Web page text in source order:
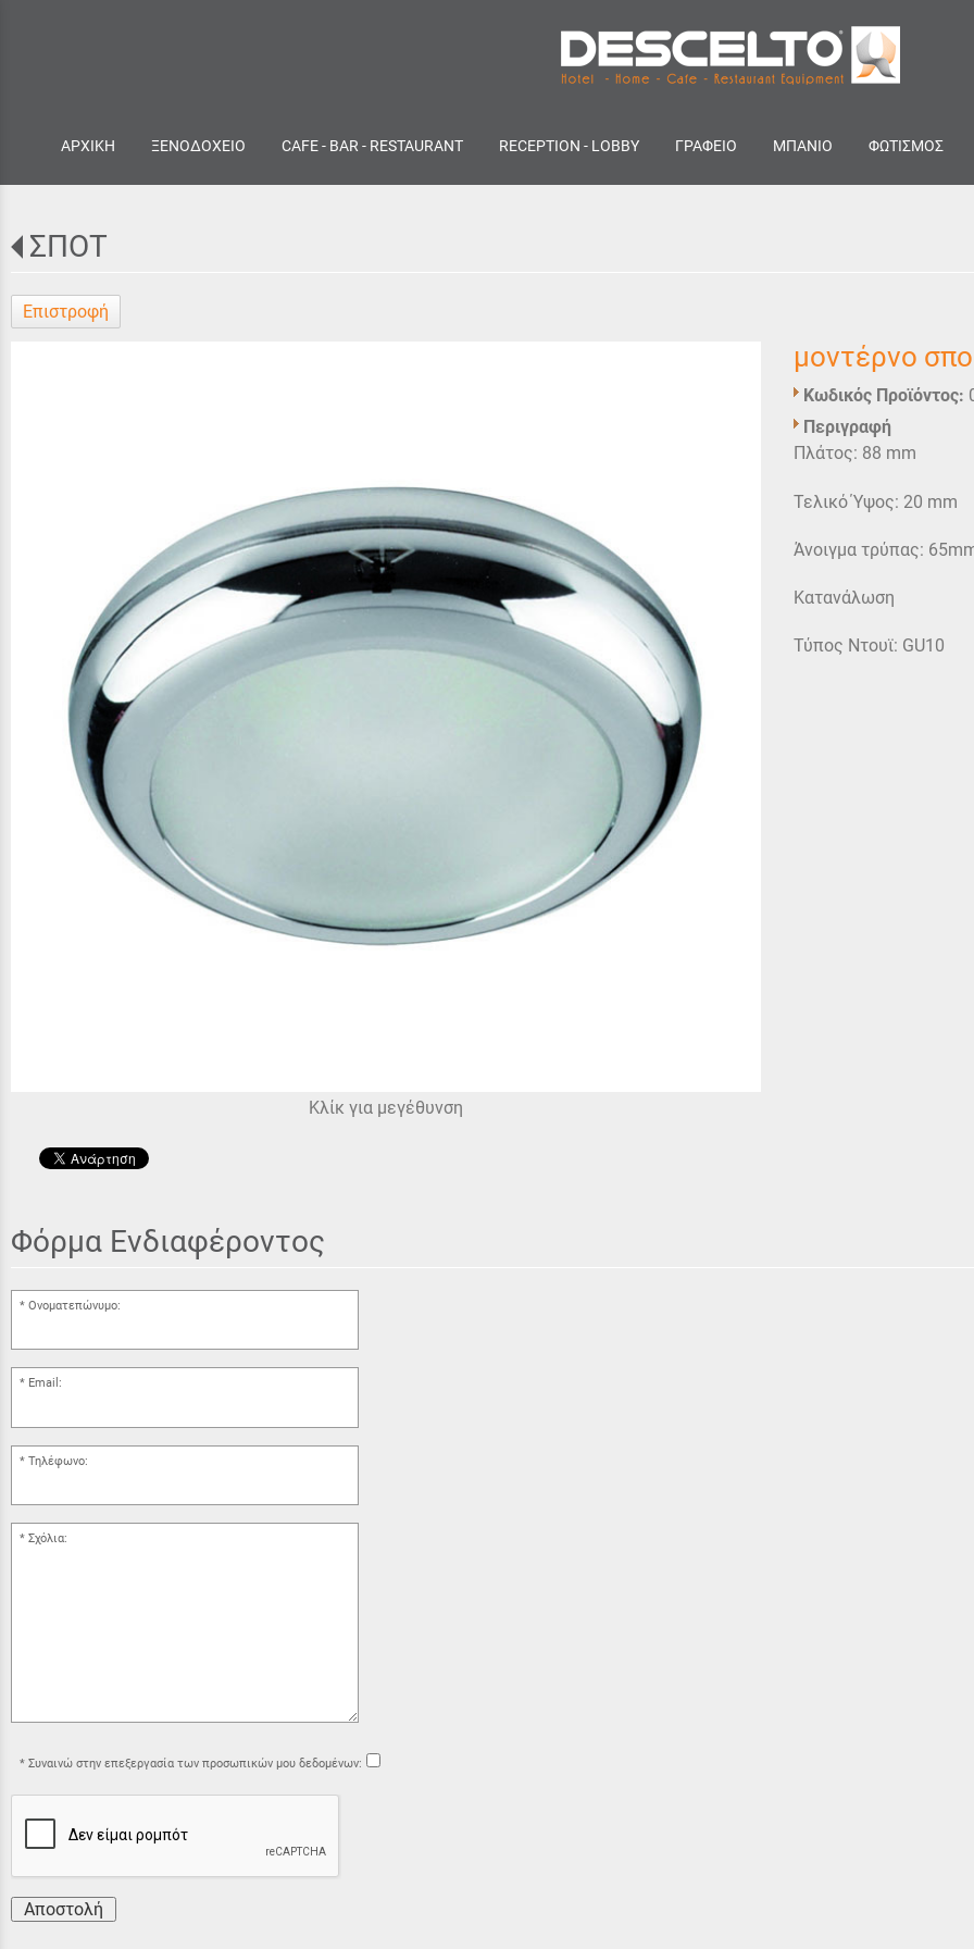
ΑΡΧΙΚΗ ΞΕΝΟΔΟΧΕΙΟ CAFE - BAR - RESTAURANT RECEPTION - LOBBY ΓΡΑΦΕΙΟ ΜΠΑΝΙΟ ΦΩΤΙΣΜΟΣ
ΣΠΟΤ
Επιστροφή
Κλίκ για μεγέθυνση
μοντέρνο
Κωδικός Προϊόντος:
Περιγραφή
Πλάτος: 88 mm
Τελικό Ύψος: 20 mm
Άνοιγμα τρύπας:
Κατανάλωση
Τύπος Ντουϊ: GU10
Φόρμα Ενδιαφέροντος
Ονοματεπώνυμο:
Email:
Τηλέφωνο:
Σχόλια:
Συναινώ στην επεξεργασία των προσωπικών μου δεδομένων:
Αποστολή